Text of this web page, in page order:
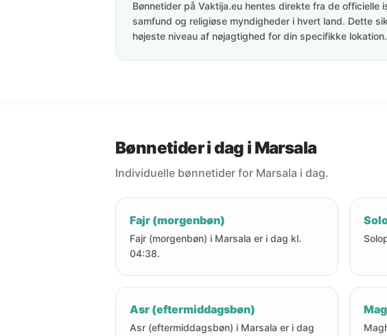
Bønnetider på Vaktija.eu hentes direkte fra de officielle
samfund og religiøse myndigheder i hvert land. Dette
højeste niveau af nøjagtighed for din specifikke lokation.
Bønnetider i dag i Marsala
Individuelle bønnetider for Marsala i dag.
Fajr (morgenbøn)
Fajr (morgenbøn) i Marsala er i dag kl.
04:38.
Asr (eftermiddagsbøn)
Asr (eftermiddagsbøn) i Marsala er i dag